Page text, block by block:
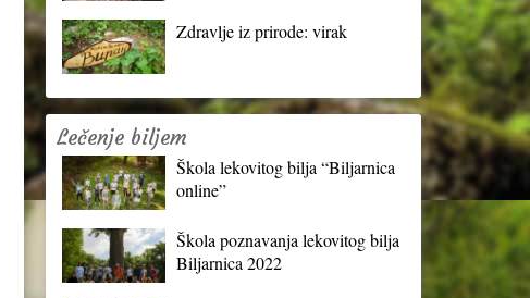
Zdravlje iz prirode: virak
Lečenje biljem
Škola lekovitog bilja “Biljarnica
online”
Škola poznavanja lekovitog bilja
Biljarnica 2022